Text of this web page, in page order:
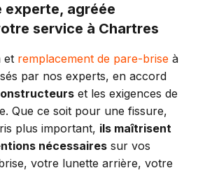
experte, agréée
service à Chartres
et remplacement de pare-brise à
par nos experts, en accord
et les exigences de
Que ce soit pour une fissure,
plus important, ils maîtrisent
nécessaires sur vos
votre lunette arrière, votre